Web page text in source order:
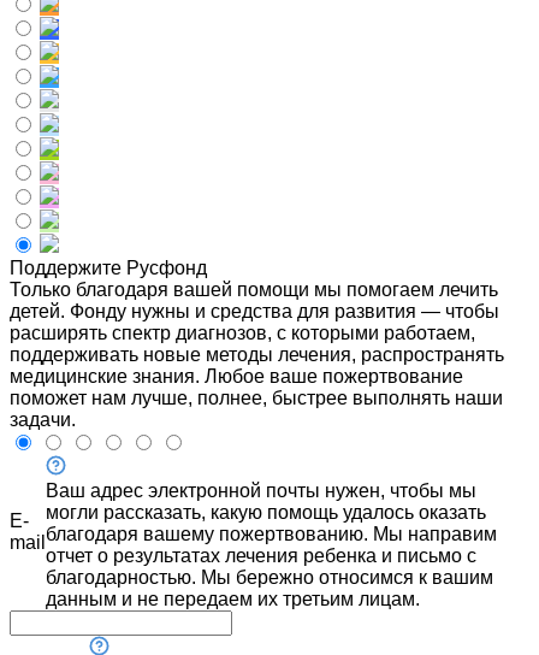
Поддержите Русфонд
Только благодаря вашей помощи мы помогаем лечить
детей. Фонду нужны и средства для развития — чтобы
расширять спектр диагнозов, с которыми работаем,
поддерживать новые методы лечения, распространять
медицинские знания. Любое ваше пожертвование
поможет нам лучше, полнее, быстрее выполнять наши
задачи.
E-
mail
Ваш адрес электронной почты нужен, чтобы мы
могли рассказать, какую помощь удалось оказать
благодаря вашему пожертвованию. Мы направим
отчет о результатах лечения ребенка и письмо с
благодарностью. Мы бережно относимся к вашим
данным и не передаем их третьим лицам.